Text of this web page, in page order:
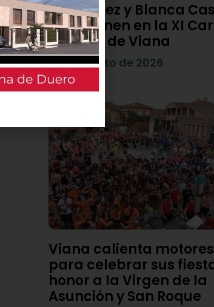
Diego Díez y Blanca
se imponen en la XI
Popular de Viana
4 de agosto de 2026
Viana calienta motores
para celebrar sus
honor a la Virgen de la
Asunción y San Roque